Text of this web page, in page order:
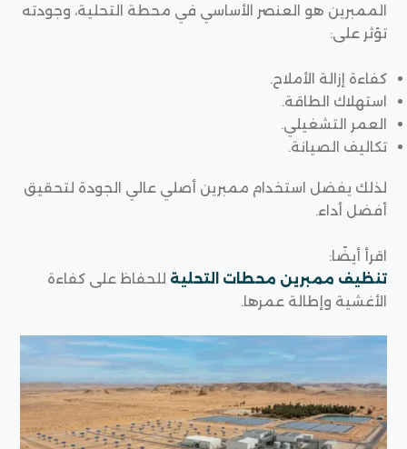
الممبرين هو العنصر الأساسي في محطة التحلية، وجودته
تؤثر على:
كفاءة إزالة الأملاح.
استهلاك الطاقة.
العمر التشغيلي.
تكاليف الصيانة.
لذلك يفضل استخدام ممبرين أصلي عالي الجودة لتحقيق
أفضل أداء.
اقرأ أيضًا:
تنظيف ممبرين محطات التحلية للحفاظ على كفاءة
الأغشية وإطالة عمرها.